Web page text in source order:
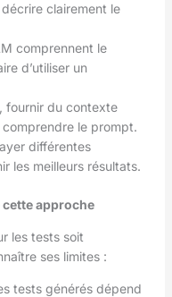
clairement le
comprennent le
d’utiliser un
fournir du contexte
le prompt.
différentes
les meilleurs résultats.
approche
les tests soit
ses limites :
tests générés dépend